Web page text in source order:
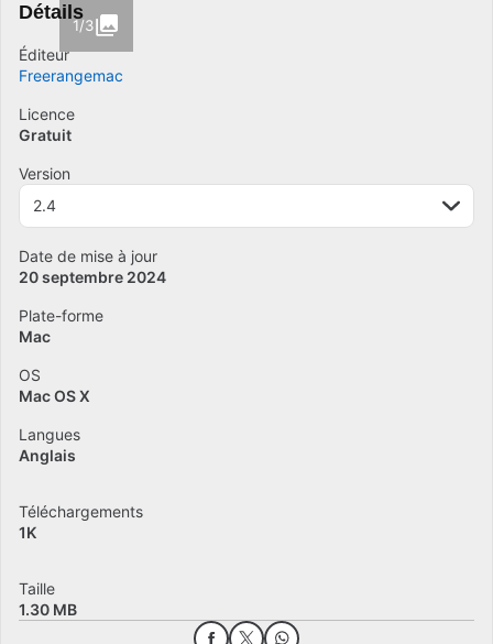
1/3
Détails
Éditeur
Freerangemac
Licence
Gratuit
Version
2.4
Date de mise à jour
20 septembre 2024
Plate-forme
Mac
OS
Mac OS X
Langues
Anglais
Téléchargements
1K
Taille
1.30 MB